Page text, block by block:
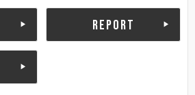
REPORT